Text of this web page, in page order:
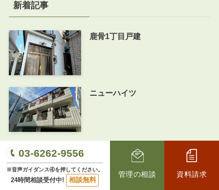
新着記事
鹿骨1丁目戸建
ニューハイツ
ルーブル池上
03-6262-9556
※音声ガイダンス④を押してください。
24時間相談受付中! 相談無料
管理の相談 資料請求